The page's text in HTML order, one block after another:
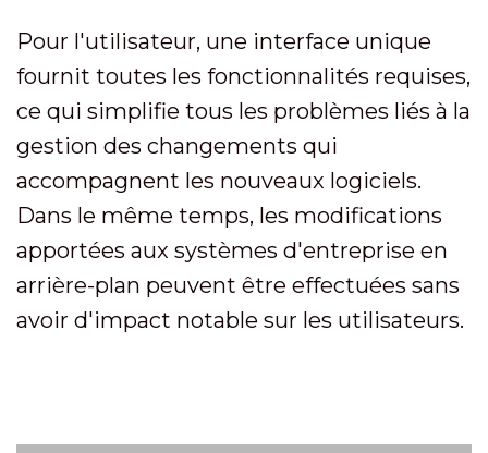
Pour l'utilisateur, une interface unique
fournit toutes les fonctionnalités requises,
ce qui simplifie tous les problèmes liés à la
gestion des changements qui
accompagnent les nouveaux logiciels.
Dans le même temps, les modifications
apportées aux systèmes d'entreprise en
arrière-plan peuvent être effectuées sans
avoir d'impact notable sur les utilisateurs.